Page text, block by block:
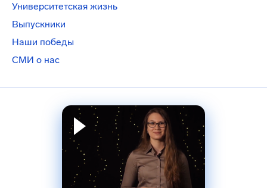
Университетская жизнь
Выпускники
Наши победы
СМИ о нас